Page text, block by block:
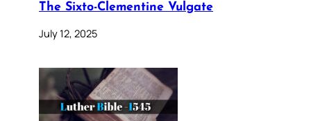
The Sixto-Clementine Vulgate
July 12, 2025